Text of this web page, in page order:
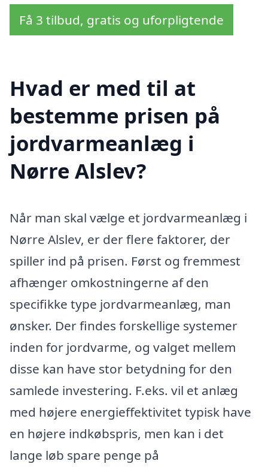
Få 3 tilbud, gratis og uforpligtende
Hvad er med til at
bestemme prisen på
jordvarmeanlæg i
Nørre Alslev?
Når man skal vælge et jordvarmeanlæg i
Nørre Alslev, er der flere faktorer, der
spiller ind på prisen. Først og fremmest
afhænger omkostningerne af den
specifikke type jordvarmeanlæg, man
ønsker. Der findes forskellige systemer
inden for jordvarme, og valget mellem
disse kan have stor betydning for den
samlede investering. F.eks. vil et anlæg
med højere energieffektivitet typisk have
en højere indkøbspris, men kan i det
lange løb spare penge på